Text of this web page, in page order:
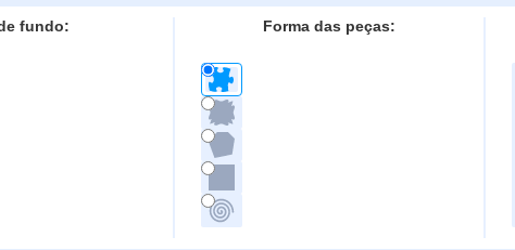
fundo: Forma das peças: